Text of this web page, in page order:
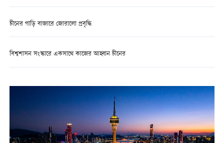
চীনের গাড়ি বাজারে জোরালো প্রবৃদ্ধি
বিশ্বশাসন সংস্কারে একসাথে কাজের আহ্বান চীনের